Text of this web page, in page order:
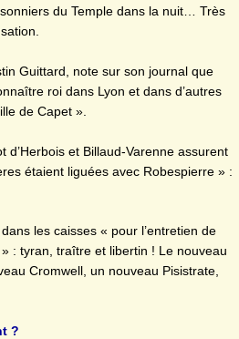
du Temple dans la nuit… Très
Guittard, note sur son journal que
roi dans Lyon et dans d’autres
de Capet ».
d’Herbois et Billaud-Varenne assurent
étaient liguées avec Robespierre » :
les caisses « pour l’entretien de
: tyran, traître et libertin ! Le nouveau
Cromwell, un nouveau Pisistrate,
?